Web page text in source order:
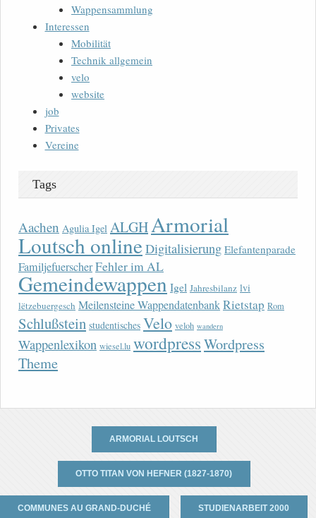
Wappensammlung
Interessen
Mobilität
Technik allgemein
velo
website
job
Privates
Vereine
Tags
Aachen Agulia Igel ALGH Armorial
Loutsch onlineDigitalisierung Elefantenparade
FamiljefuerscherFehler im AL
Gemeindewappen Igel Jahresbilanz lvi
lëtzebuergesch Meilensteine WappendatenbankRietstap Rom
Schlußstein studentisches Velo veloh wandern
Wappenlexikon wiesel.lu wordpressWordpress
Theme
ARMORIAL LOUTSCH
OTTO TITAN VON HEFNER (1827-1870)
COMMUNES AU GRAND-DUCHÉ STUDIENARBEIT 2000